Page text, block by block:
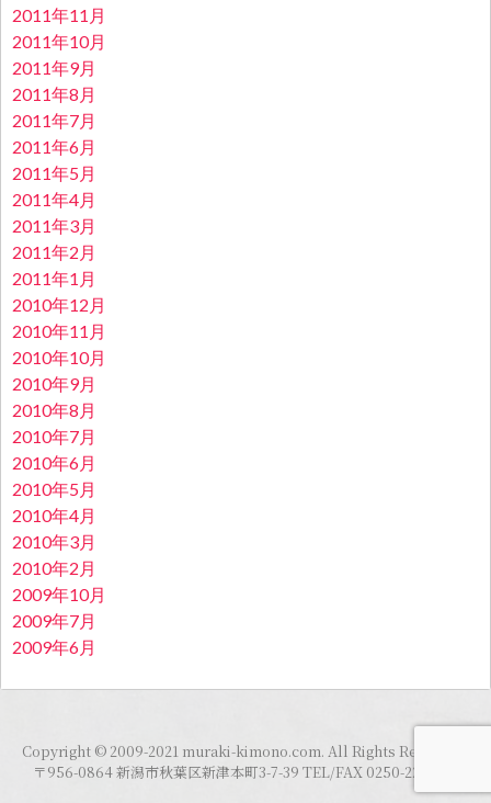
2011年11月
2011年10月
2011年9月
2011年8月
2011年7月
2011年6月
2011年5月
2011年4月
2011年3月
2011年2月
2011年1月
2010年12月
2010年11月
2010年10月
2010年9月
2010年8月
2010年7月
2010年6月
2010年5月
2010年4月
2010年3月
2010年2月
2009年10月
2009年7月
2009年6月
Copyright © 2009-2021 muraki-kimono.com. All Rights Reserved.
〒956-0864 新潟市秋葉区新津本町3-7-39 TEL/FAX 0250-22-0098